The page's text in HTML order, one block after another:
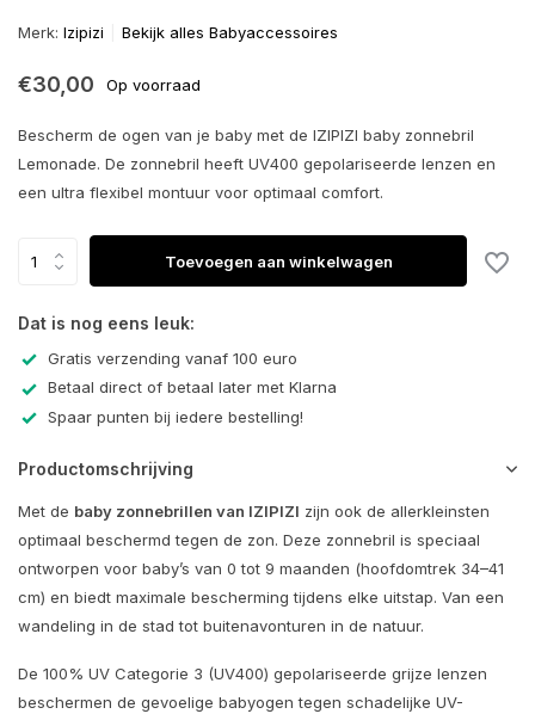
Merk: Izipizi Bekijk alles Babyaccessoires
€30,00 Op voorraad
Bescherm de ogen van je baby met de IZIPIZI baby zonnebril
Lemonade. De zonnebril heeft UV400 gepolariseerde lenzen en
een ultra flexibel montuur voor optimaal comfort.
Toevoegen aan winkelwagen
Dat is nog eens leuk:
Gratis verzending vanaf 100 euro
Betaal direct of betaal later met Klarna
Spaar punten bij iedere bestelling!
Productomschrijving
Met de baby zonnebrillen van IZIPIZI zijn ook de allerkleinsten
optimaal beschermd tegen de zon. Deze zonnebril is speciaal
ontworpen voor baby’s van 0 tot 9 maanden (hoofdomtrek 34–41
cm) en biedt maximale bescherming tijdens elke uitstap. Van een
wandeling in de stad tot buitenavonturen in de natuur.
De 100% UV Categorie 3 (UV400) gepolariseerde grijze lenzen
beschermen de gevoelige babyogen tegen schadelijke UV-